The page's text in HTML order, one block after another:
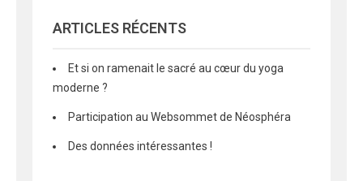
ARTICLES RÉCENTS
Et si on ramenait le sacré au cœur du yoga
moderne ?
Participation au Websommet de Néosphéra
Des données intéressantes !